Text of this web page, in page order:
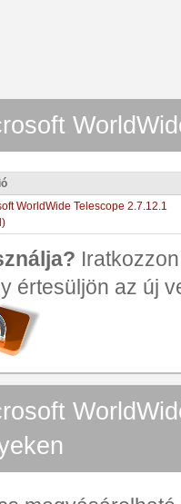
WorldWide Telescope 2.7.12.1
értesüljön az új